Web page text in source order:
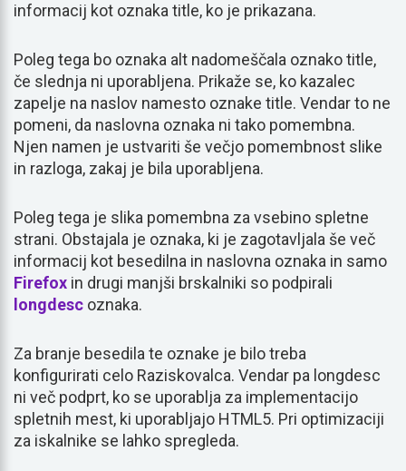
informacij kot oznaka title, ko je prikazana.
Poleg tega bo oznaka alt nadomeščala oznako title,
če slednja ni uporabljena. Prikaže se, ko kazalec
zapelje na naslov namesto oznake title. Vendar to ne
pomeni, da naslovna oznaka ni tako pomembna.
Njen namen je ustvariti še večjo pomembnost slike
in razloga, zakaj je bila uporabljena.
Poleg tega je slika pomembna za vsebino spletne
strani. Obstajala je oznaka, ki je zagotavljala še več
informacij kot besedilna in naslovna oznaka in samo
Firefox in drugi manjši brskalniki so podpirali
longdesc oznaka.
Za branje besedila te oznake je bilo treba
konfigurirati celo Raziskovalca. Vendar pa longdesc
ni več podprt, ko se uporablja za implementacijo
spletnih mest, ki uporabljajo HTML5. Pri optimizaciji
za iskalnike se lahko spregleda.